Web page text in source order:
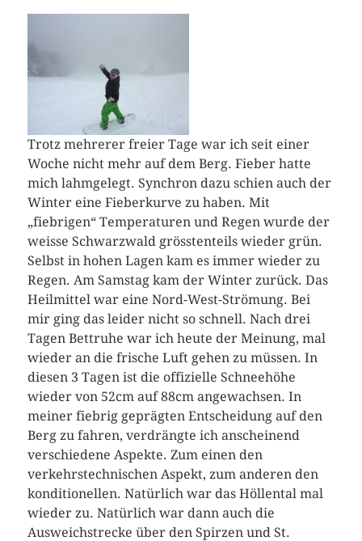
Trotz mehrerer freier Tage war ich seit einer
Woche nicht mehr auf dem Berg. Fieber hatte
mich lahmgelegt. Synchron dazu schien auch der
Winter eine Fieberkurve zu haben. Mit
„fiebrigen“ Temperaturen und Regen wurde der
weisse Schwarzwald grösstenteils wieder grün.
Selbst in hohen Lagen kam es immer wieder zu
Regen. Am Samstag kam der Winter zurück. Das
Heilmittel war eine Nord-West-Strömung. Bei
mir ging das leider nicht so schnell. Nach drei
Tagen Bettruhe war ich heute der Meinung, mal
wieder an die frische Luft gehen zu müssen. In
diesen 3 Tagen ist die offizielle Schneehöhe
wieder von 52cm auf 88cm angewachsen. In
meiner fiebrig geprägten Entscheidung auf den
Berg zu fahren, verdrängte ich anscheinend
verschiedene Aspekte. Zum einen den
verkehrstechnischen Aspekt, zum anderen den
konditionellen. Natürlich war das Höllental mal
wieder zu. Natürlich war dann auch die
Ausweichstrecke über den Spirzen und St.